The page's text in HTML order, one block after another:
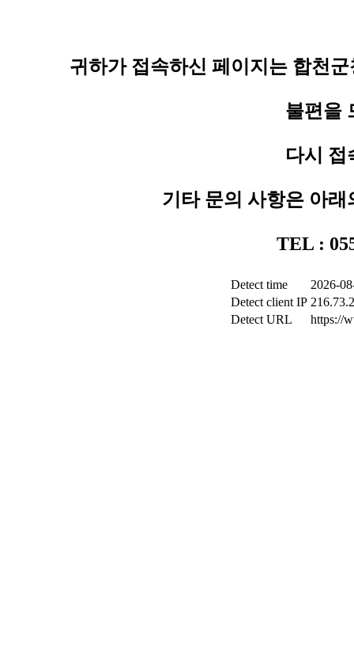
귀하가 접속하신 페이지는 합천
불편을
다시 접
기타 문의 사항은 아
TEL :
Detect time
2026-
Detect client IP
Detect URL
https://